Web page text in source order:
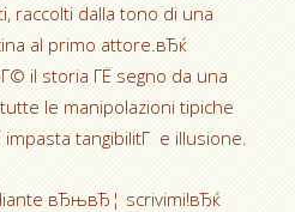
raccolti dalla tono di una
al primo attore.вЂќ
il storia ГЁ segno da una
le manipolazioni tipiche
tangibilitГ e illusione.
вЂњвЂ¦ scrivimi!вЂќ